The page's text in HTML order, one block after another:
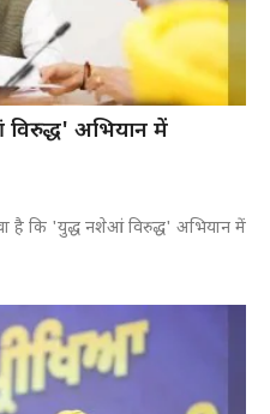
अभियान में
है कि 'युद्ध नशेआं विरुद्ध' अभियान में